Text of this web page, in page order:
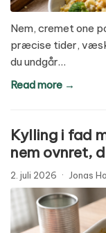
Nem, cremet one
præcise tider,
du undgår…
Read more →
Kylling i fad
nem ovnret,
2. juli 2026 · Jonas